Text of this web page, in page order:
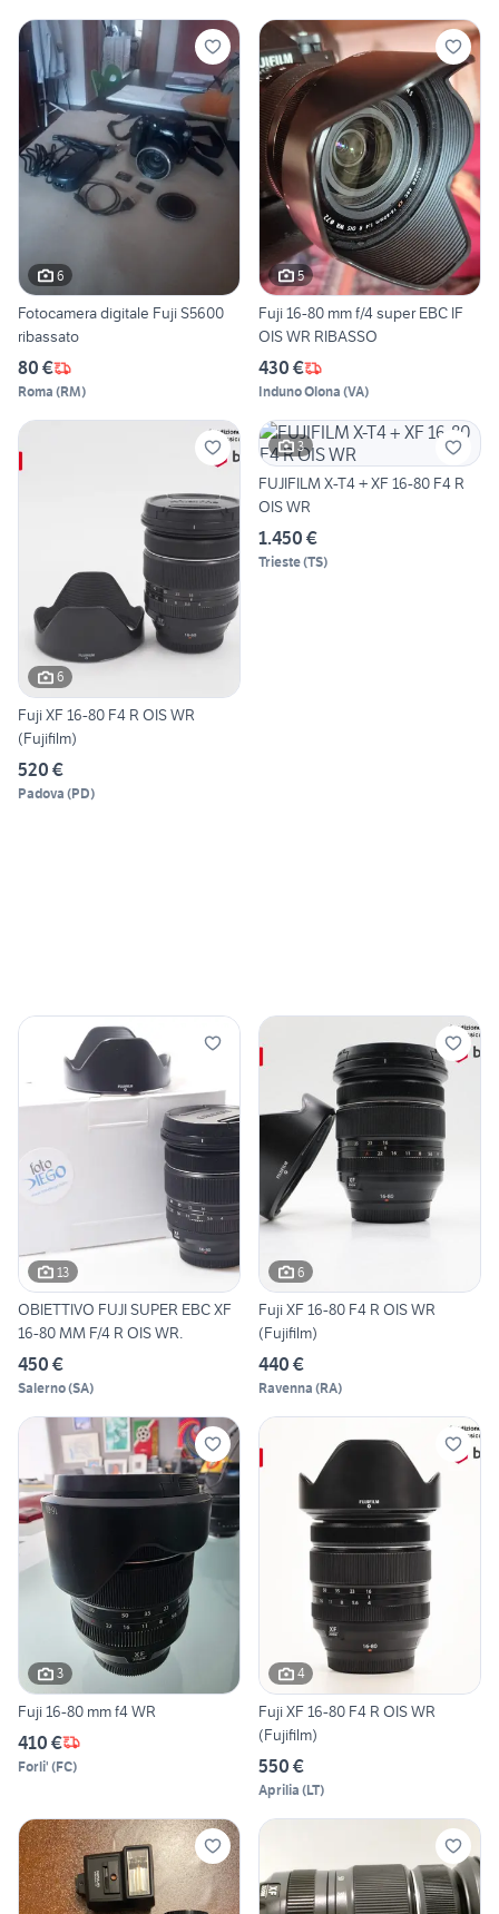
6
Fotocamera digitale Fuji S5600
ribassato
80 €
Roma (RM)
5
Fuji 16-80 mm f/4 super EBC IF
OIS WR RIBASSO
430 €
Induno Olona (VA)
6
Fuji XF 16-80 F4 R OIS WR
(Fujifilm)
520 €
Padova (PD)
3
FUJIFILM X-T4 + XF 16-80 F4 R
OIS WR
1.450 €
Trieste(TS)
13
OBIETTIVO FUJI SUPER EBC XF
16-80 MM F/4 R OIS WR.
450 €
Salerno(SA)
6
Fuji XF 16-80 F4 R OIS WR
(Fujifilm)
440 €
Ravenna (RA)
3
Fuji 16-80 mm f4 WR
410 €
Forli' (FC)
4
Fuji XF 16-80 F4 R OIS WR
(Fujifilm)
550 €
Aprilia (LT)